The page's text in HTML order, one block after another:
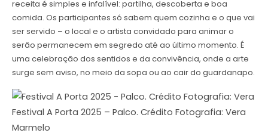
receita é simples e infalível: partilha, descoberta e boa
comida. Os participantes só sabem quem cozinha e o que vai
ser servido – o local e o artista convidado para animar o
serão permanecem em segredo até ao último momento. É
uma celebração dos sentidos e da convivência, onde a arte
surge sem aviso, no meio da sopa ou ao cair do guardanapo.
Festival A Porta 2025 – Palco. Crédito Fotografia: Vera
Marmelo